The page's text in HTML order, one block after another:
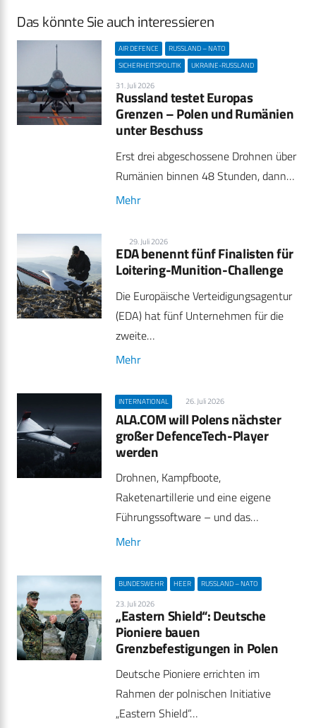
Das könnte Sie auch interessieren
AIR DEFENCE
RUSSLAND – NATO
SICHERHEITSPOLITIK
UKRAINE-RUSSLAND
31. Juli 2026
Russland testet Europas
Grenzen – Polen und Rumänien
unter Beschuss
Erst drei abgeschossene Drohnen über
Rumänien binnen 48 Stunden, dann…
Mehr
29. Juli 2026
EDA benennt fünf Finalisten für
Loitering-Munition-Challenge
Die Europäische Verteidigungsagentur
(EDA) hat fünf Unternehmen für die
zweite…
Mehr
INTERNATIONAL 26. Juli 2026
ALA.COM will Polens nächster
großer DefenceTech-Player
werden
Drohnen, Kampfboote,
Raketenartillerie und eine eigene
Führungssoftware – und das…
Mehr
BUNDESWEHR HEER RUSSLAND – NATO
23. Juli 2026
„Eastern Shield“: Deutsche
Pioniere bauen
Grenzbefestigungen in Polen
Deutsche Pioniere errichten im
Rahmen der polnischen Initiative
„Eastern Shield“…